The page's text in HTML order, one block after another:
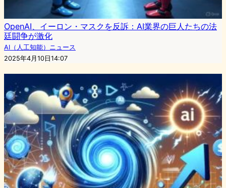
OpenAI、イーロン・マスクを反訴：AI業界の巨人たちの法
廷闘争が激化
AI（人工知能）ニュース
2025年4月10日14:07